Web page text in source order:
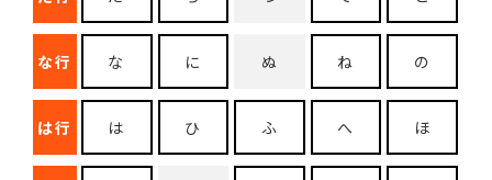
な行 な に ぬ ね の
は行 は ひ ふ へ ほ